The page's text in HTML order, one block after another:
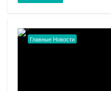
Главные Новости